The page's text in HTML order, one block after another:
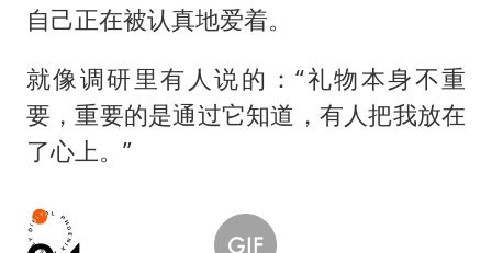
自己正在被认真地爱着。
就像调研里有人说的：“礼物本身不重
要，重要的是通过它知道，有人把我放在
了心上。”